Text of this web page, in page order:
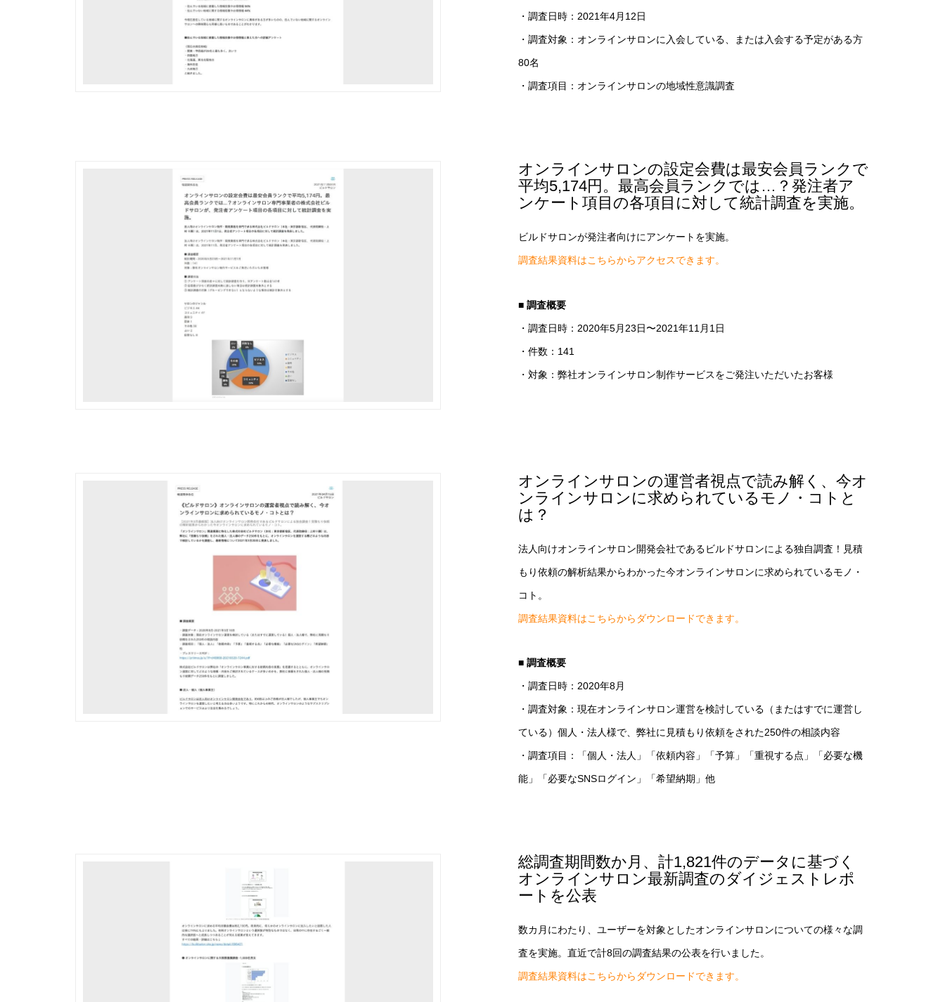
・調査日時：2021年4月12日
・調査対象：オンラインサロンに入会している、または入会する予定がある方
80名
・調査項目：オンラインサロンの地域性意識調査
オンラインサロンの設定会費は最安会員ランクで
平均5,174円。最高会員ランクでは…？発注者ア
ンケート項目の各項目に対して統計調査を実施。
ビルドサロンが発注者向けにアンケートを実施。
調査結果資料はこちらからアクセスできます。
■ 調査概要
・調査日時：2020年5月23日〜2021年11月1日
・件数：141
・対象：弊社オンラインサロン制作サービスをご発注いただいたお客様
オンラインサロンの運営者視点で読み解く、今オ
ンラインサロンに求められているモノ・コトと
は？
法人向けオンラインサロン開発会社であるビルドサロンによる独自調査！見積
もり依頼の解析結果からわかった今オンラインサロンに求められているモノ・
コト。
調査結果資料はこちらからダウンロードできます。
■ 調査概要
・調査日時：2020年8月
・調査対象：現在オンラインサロン運営を検討している（またはすでに運営し
ている）個人・法人様で、弊社に見積もり依頼をされた250件の相談内容
・調査項目：「個人・法人」「依頼内容」「予算」「重視する点」「必要な機
能」「必要なSNSログイン」「希望納期」他
総調査期間数か月、計1,821件のデータに基づく
オンラインサロン最新調査のダイジェストレポ
ートを公表
数カ月にわたり、ユーザーを対象としたオンラインサロンについての様々な調
査を実施。直近で計8回の調査結果の公表を行いました。
調査結果資料はこちらからダウンロードできます。